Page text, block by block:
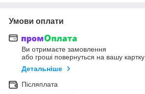
Умови оплати
Ви отримаєте замовлення
або гроші повернуться на вашу картку
Детальніше
Післяплата